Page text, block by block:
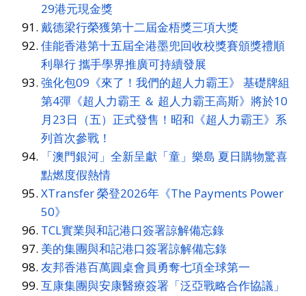
29港元現金獎
戴德梁行榮獲第十二屆金梧獎三項大獎
佳能香港第十五屆全港墨兜回收校獎賽頒獎禮順
利舉行 攜手學界推廣可持續發展
強化包09《來了！我們的超人力霸王》 基礎牌組
第4彈《超人力霸王 ＆ 超人力霸王高斯》將於10
月23日（五）正式發售！昭和《超人力霸王》系
列首次參戰！
「澳門銀河」全新呈獻「童」樂島 夏日購物驚喜
點燃度假熱情
XTransfer 榮登2026年《The Payments Power
50》
TCL實業與和記港口簽署諒解備忘錄
美的集團與和記港口簽署諒解備忘錄
友邦香港百萬圓桌會員勇奪七項全球第一
互康集團與安康醫療簽署「泛亞戰略合作協議」